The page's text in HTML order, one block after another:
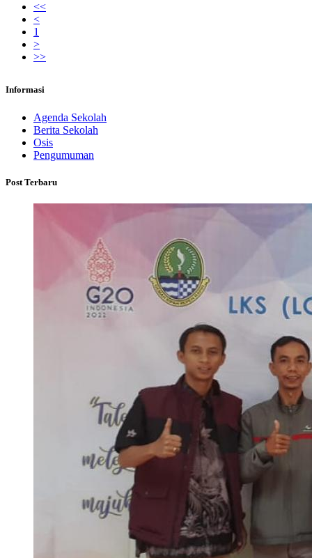
<<
<
1
>
>>
Informasi
Agenda Sekolah
Berita Sekolah
Osis
Pengumuman
Post Terbaru